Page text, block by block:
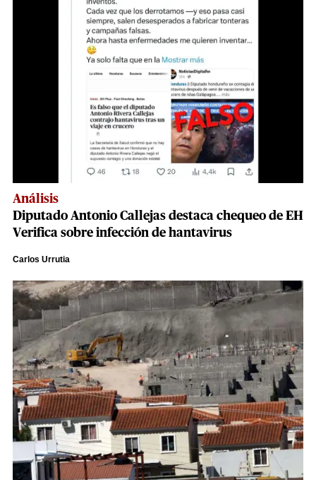
Análisis
Diputado Antonio Callejas destaca chequeo de EH
Verifica sobre infección de hantavirus
Carlos Urrutia